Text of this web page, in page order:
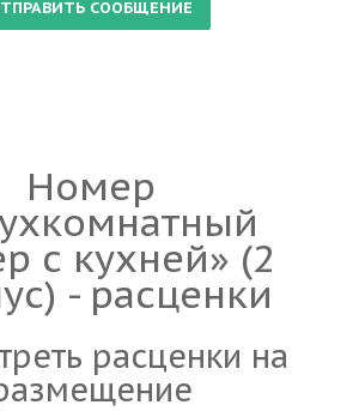
Номер
с кухней» (2
- расценки
расценки на